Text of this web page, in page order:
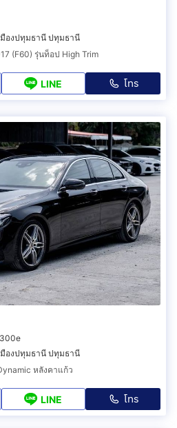
มืองปทุมธานี ปทุมธานี
(F60) รุ่นท็อป High Trim
LINE โทร
มืองปทุมธานี ปทุมธานี
หลังคาแก้ว
LINE โทร